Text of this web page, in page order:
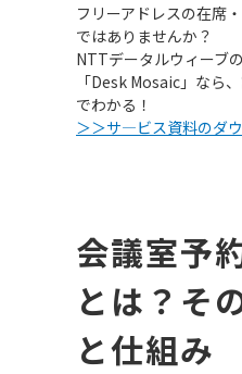
フリーアドレスの在席
ではありませんか？
NTTデータルウィーブ
「Desk Mosaic」なら
でわかる！
＞＞サ―ビス資料のダ
会議室予
とは？そ
と仕組み